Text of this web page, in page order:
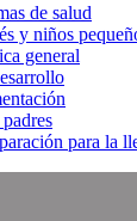
de salud
y niños
general
para la